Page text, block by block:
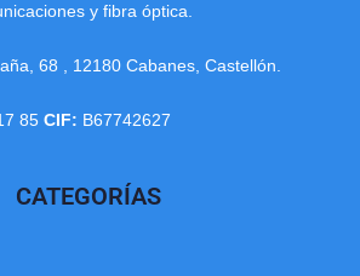
y fibra óptica.
68 , 12180 Cabanes, Castellón.
85 CIF: B67742627
CATEGORÍAS